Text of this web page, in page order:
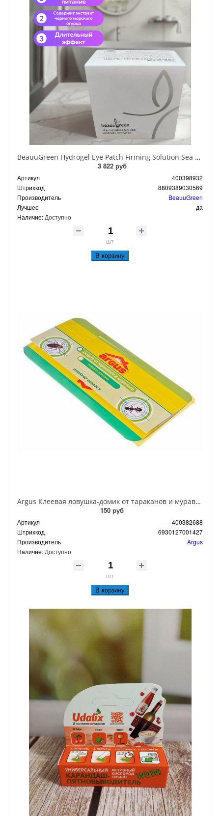
BeauuGreen Hydrogel Eye Patch Firming Solution Sea Cocumber & Black Гидрогелевые патчи для кожи вокруг глаз с экстрактом черного морского огурца 60 шт 90 гр
3 822 руб
Артикул
400398932
Штрихкод
8809389030569
Производитель
BeauuGreen
Лучшее
да
Наличие: Доступно
шт
В корзину
Argus Клеевая ловушка-домик от тараканов и муравьев
150 руб
Артикул
400382688
Штрихкод
6930127001427
Производитель
Argus
Наличие: Доступно
шт
В корзину